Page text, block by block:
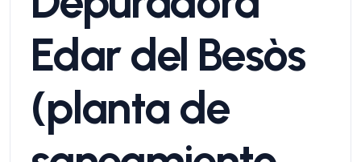
Edar del Besòs
(planta de